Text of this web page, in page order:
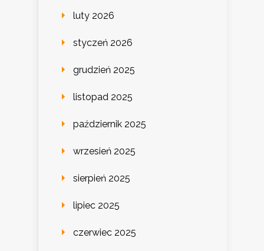
luty 2026
styczeń 2026
grudzień 2025
listopad 2025
październik 2025
wrzesień 2025
sierpień 2025
lipiec 2025
czerwiec 2025